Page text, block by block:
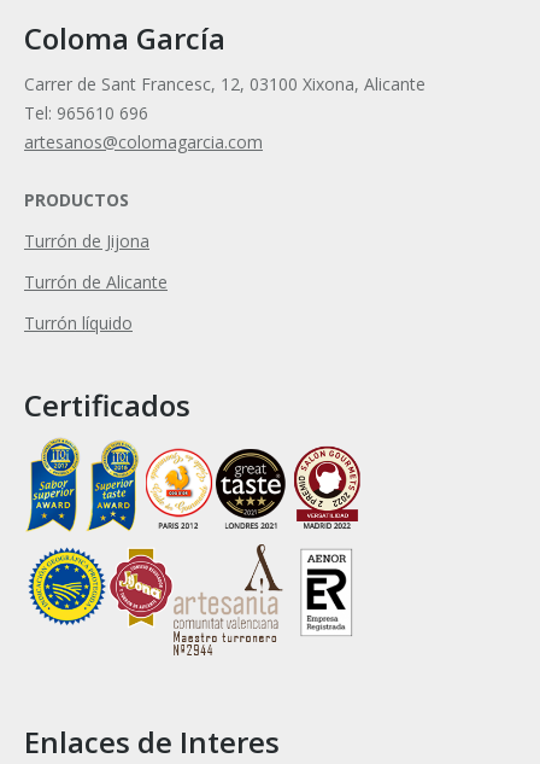
Coloma García
Carrer de Sant Francesc, 12, 03100 Xixona, Alicante
Tel: 965610 696
artesanos@colomagarcia.com
PRODUCTOS
Turrón de Jijona
Turrón de Alicante
Turrón líquido
Certificados
Enlaces de Interes